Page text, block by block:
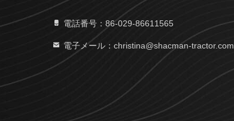
電話番号：86-029-86611565
電子メール：christina@shacman-tractor.com